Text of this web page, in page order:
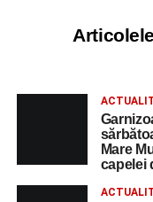
Mare
capelei